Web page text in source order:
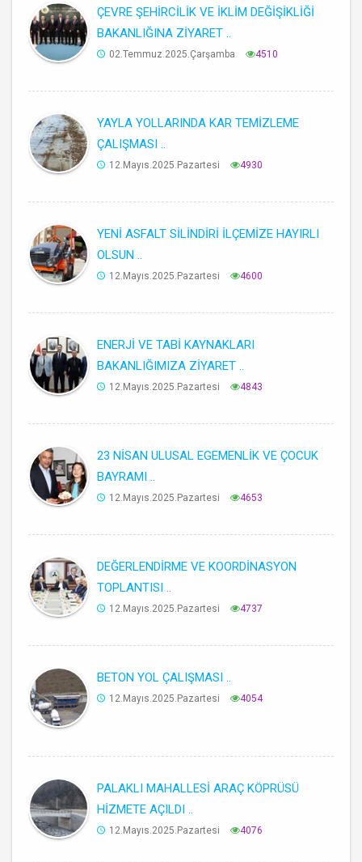
ÇEVRE ŞEHİRCİLİK VE İKLİM DEĞİŞİKLİĞİ
BAKANLIĞINA ZİYARET ..
02.Temmuz.2025.Çarşamba 4510
YAYLA YOLLARINDA KAR TEMİZLEME
ÇALIŞMASI ..
12.Mayıs.2025.Pazartesi 4930
YENİ ASFALT SİLİNDİRİ İLÇEMİZE HAYIRLI
OLSUN ..
12.Mayıs.2025.Pazartesi 4600
ENERJİ VE TABİ KAYNAKLARI
BAKANLIĞIMIZA ZİYARET ..
12.Mayıs.2025.Pazartesi 4843
23 NİSAN ULUSAL EGEMENLİK VE ÇOCUK
BAYRAMI ..
12.Mayıs.2025.Pazartesi 4653
DEĞERLENDİRME VE KOORDİNASYON
TOPLANTISI ..
12.Mayıs.2025.Pazartesi 4737
BETON YOL ÇALIŞMASI ..
12.Mayıs.2025.Pazartesi 4054
PALAKLI MAHALLESİ ARAÇ KÖPRÜSÜ
HİZMETE AÇILDI ..
12.Mayıs.2025.Pazartesi 4076